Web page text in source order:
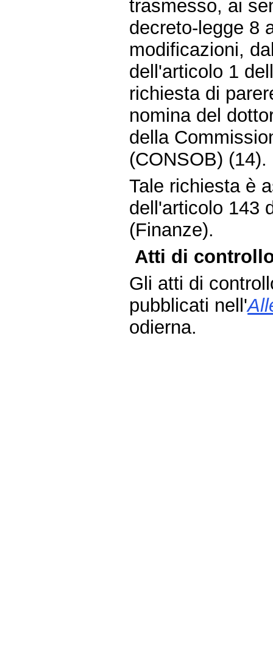
trasmesso, ai
decreto-legge 8
modificazioni,
dell'articolo 1
richiesta di
nomina del
della
(CONSOB) (14).
Tale richiesta è
dell'articolo 143
(Finanze).
Atti di
Gli atti di
pubblicati nell'
odierna.